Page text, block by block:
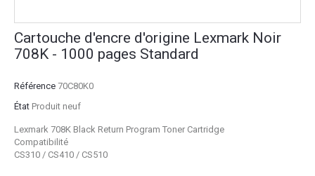
Cartouche d'encre d'origine Lexmark Noir
708K - 1000 pages Standard
Référence 70C80K0
État Produit neuf
Lexmark 708K Black Return Program Toner Cartridge
Compatibilité
CS310 / CS410 / CS510